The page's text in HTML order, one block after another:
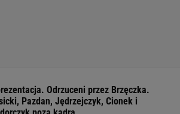
Odrzuceni przez Brzęczka.
Pazdan, Jędrzejczyk, Cionek i